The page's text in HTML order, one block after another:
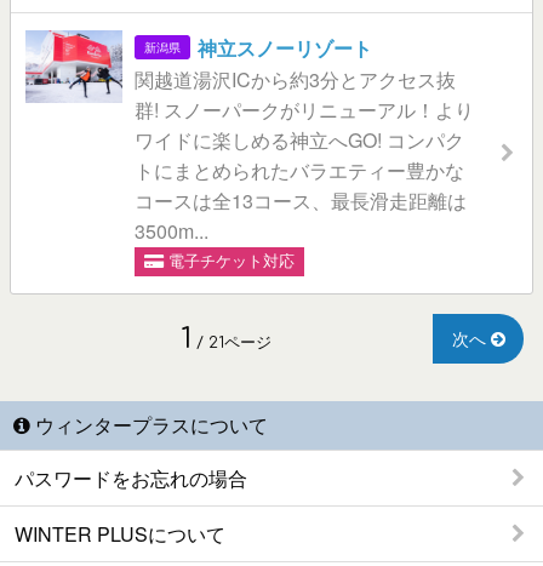
新潟県
神立スノーリゾート
関越道湯沢ICから約3分とアクセス抜
群! スノーパークがリニューアル！より
ワイドに楽しめる神立へGO! コンパク
トにまとめられたバラエティー豊かな
コースは全13コース、最長滑走距離は
3500m...
電子チケット対応
1 / 21ページ 次へ
ウィンタープラスについて
パスワードをお忘れの場合
WINTER PLUSについて